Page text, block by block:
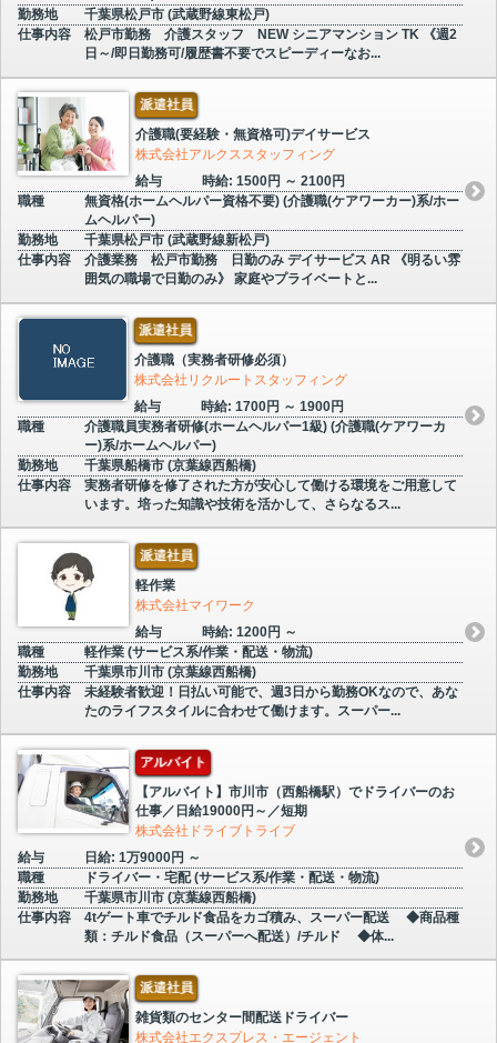
勤務地
千葉県松戸市 (武蔵野線東松戸)
仕事内容
松戸市勤務 介護スタッフ NEW シニアマンション TK 《週2
日～/即日勤務可/履歴書不要でスピーディーなお...
派遣社員
介護職(要経験・無資格可)デイサービス
株式会社アルクススタッフィング
給与
時給: 1500円 ～ 2100円
職種
無資格(ホームヘルパー資格不要) (介護職(ケアワーカー)系/ホー
ムヘルパー)
勤務地
千葉県松戸市 (武蔵野線新松戸)
仕事内容
介護業務 松戸市勤務 日勤のみ デイサービス AR 《明るい雰
囲気の職場で日勤のみ》 家庭やプライベートと...
派遣社員
介護職（実務者研修必須）
株式会社リクルートスタッフィング
給与
時給: 1700円 ～ 1900円
職種
介護職員実務者研修(ホームヘルパー1級) (介護職(ケアワーカ
ー)系/ホームヘルパー)
勤務地
千葉県船橋市 (京葉線西船橋)
仕事内容
実務者研修を修了された方が安心して働ける環境をご用意して
います。培った知識や技術を活かして、さらなるス...
派遣社員
軽作業
株式会社マイワーク
給与
時給: 1200円 ～
職種
軽作業 (サービス系/作業・配送・物流)
勤務地
千葉県市川市 (京葉線西船橋)
仕事内容
未経験者歓迎！日払い可能で、週3日から勤務OKなので、あな
たのライフスタイルに合わせて働けます。スーパー...
アルバイト
【アルバイト】市川市（西船橋駅）でドライバーのお
仕事／日給19000円～／短期
株式会社ドライブトライブ
給与
日給: 1万9000円 ～
職種
ドライバー・宅配 (サービス系/作業・配送・物流)
勤務地
千葉県市川市 (京葉線西船橋)
仕事内容
4tゲート車でチルド食品をカゴ積み、スーパー配送 ◆商品種
類：チルド食品（スーパーへ配送）/チルド ◆体...
派遣社員
雑貨類のセンター間配送ドライバー
株式会社エクスプレス・エージェント